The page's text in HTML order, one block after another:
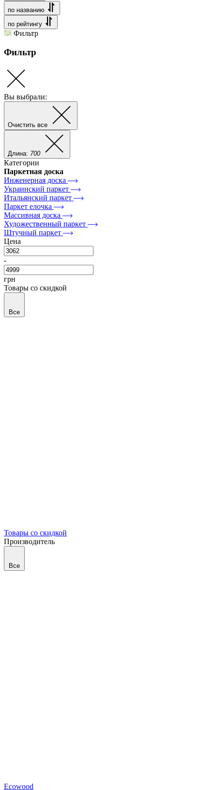
по названию
по рейтингу
Фильтр
Фильтр
Вы выбрали:
Очистить все
Длина: 700
Категории
Паркетная доска
Инженерная доска
Украинский паркет
Итальянский паркет
Паркет елочка
Массивная доска
Художественный паркет
Штучный паркет
Цена
-
грн
Товары со скидкой
Все
Товары со скидкой
Производитель
Все
Ecowood